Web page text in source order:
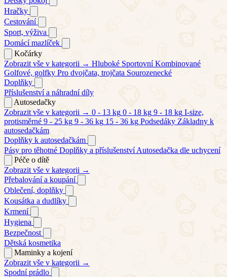
Hračky
Cestování
Sport, výživa
Domácí mazlíček
Kočárky
Zobrazit vše v kategorii → Hluboké Sportovní Kombinované
Golfové, golfky Pro dvojčata, trojčata Sourozenecké
Doplňky
Příslušenství a náhradní díly
Autosedačky
Zobrazit vše v kategorii → 0 - 13 kg 0 - 18 kg 9 - 18 kg I-size,
protisměrné 9 - 25 kg 9 - 36 kg 15 - 36 kg Podsedáky Základny k
autosedačkám
Doplňky k autosedačkám
Pásy pro těhotné Doplňky a příslušenství Autosedačka dle uchycení
Péče o dítě
Zobrazit vše v kategorii →
Přebalování a koupání
Oblečení, doplňky
Kousátka a dudlíky
Krmení
Hygiena
Bezpečnost
Dětská kosmetika
Maminky a kojení
Zobrazit vše v kategorii →
Spodní prádlo